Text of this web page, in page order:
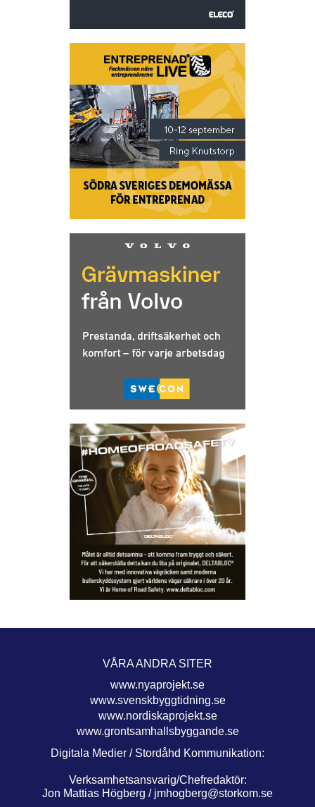
VÅRA ANDRA SITER
www.nyaprojekt.se
www.svenskbyggtidning.se
www.nordiskaprojekt.se
www.grontsamhallsbyggande.se
Digitala Medier / Stordåhd Kommunikation:
Verksamhetsansvarig/Chefredaktör:
Jon Mattias Högberg / jmhogberg@storkom.se